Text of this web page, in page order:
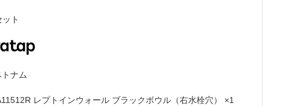
ト
ナム
レプトインウォール ブラックボウル（右水栓穴） ×1